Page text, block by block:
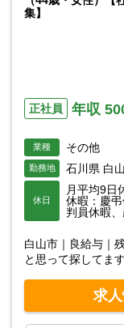
集】
正社員 年収
業種 その他
勤務地 石川県 白
休日
月平均9日
休暇：慶
判員休暇
白山市｜良給与｜
と思って探してま
求